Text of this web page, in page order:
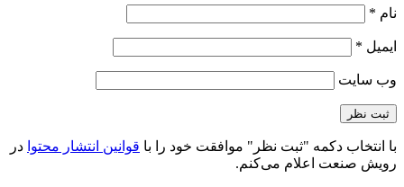
نام *
ایمیل *
وب‌ سایت
با انتخاب دکمه "ثبت نظر" موافقت خود را با قوانین انتشار محتوا در
رویش صنعت اعلام می‌کنم.